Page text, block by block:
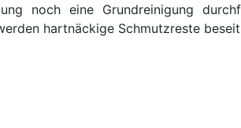
noch eine Grundreinigung
hartnäckige Schmutzreste